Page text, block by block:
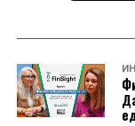
тврдењето дека
доволно
производи
Ова е најновото